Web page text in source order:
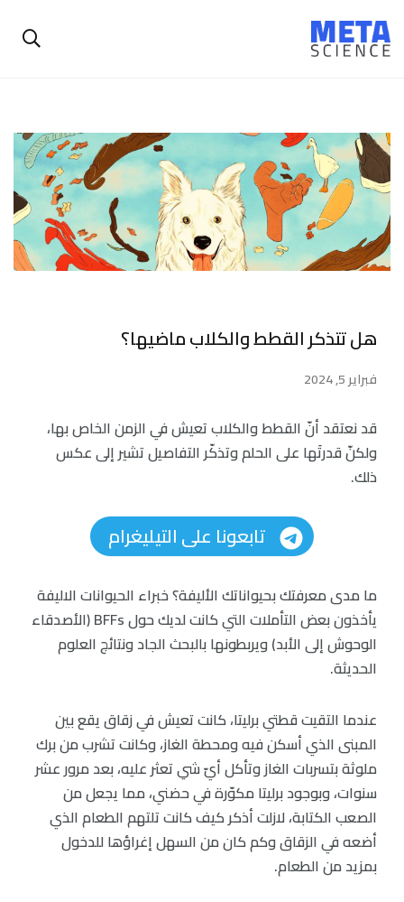
هل تتذكر القطط والكلاب ماضيها؟
فبراير 5, 2024
قد نعتقد أنّ القطط والكلاب تعيش في الزمن الخاص بها،
ولكنّ قدرتَها على الحلم وتذكّر التفاصيل تشير إلى عكس
ذلك.
تابعونا على التيليغرام
ما مدى معرفتك بحيواناتك الأليفة؟ خبراء الحيوانات الاليفة
يأخذون بعض التأملات التي كانت لديك حول BFFs (الأصدقاء
الوحوش إلى الأبد) ويربطونها بالبحث الجاد ونتائج العلوم
الحديثة.
عندما التقيت قطتي برليتا، كانت تعيش في زقاق يقع بين
المبنى الذي أسكن فيه ومحطة الغاز، وكانت تشرب من برك
ملوثة بتسربات الغاز وتأكل أيّ شي تعثر عليه، بعد مرور عشر
سنوات، وبوجود برليتا مكوّرة في حضني، مما يجعل من
الصعب الكتابة، لازلت أذكر كيف كانت تلتهم الطعام الذي
أضعه في الزقاق وكم كان من السهل إغراؤها للدخول
بمزيد من الطعام.